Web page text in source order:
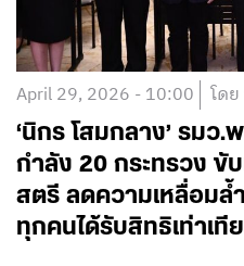
April 29, 2026 - 10:00 โด
‘นิกร โสมกลาง’ รมว
กำลัง 20 กระทรวง ขั
สตรี ลดความเหลื่อมล้
ทุกคนได้รับสิทธิเท่าเที